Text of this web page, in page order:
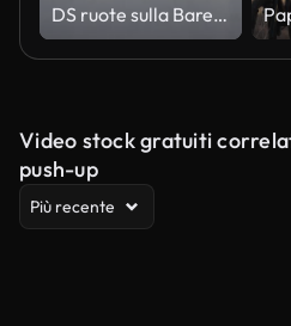
DS ruote sulla Barella da ospedale premuto corridoio
Video stock gratuiti
push-up
Più recente